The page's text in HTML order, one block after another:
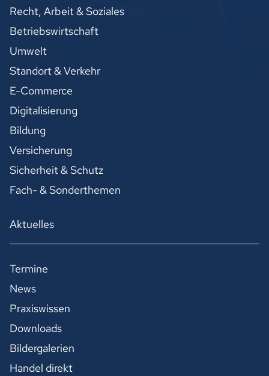
Recht, Arbeit & Soziales
Betriebswirtschaft
Umwelt
Standort & Verkehr
E-Commerce
Digitalisierung
Bildung
Versicherung
Sicherheit & Schutz
Fach- & Sonderthemen
Aktuelles
Termine
News
Praxiswissen
Downloads
Bildergalerien
Handel direkt